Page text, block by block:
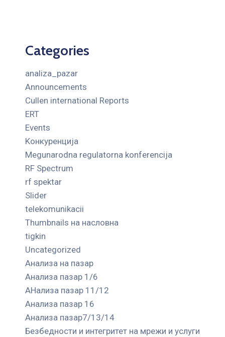
Categories
analiza_pazar
Announcements
Cullen international Reports
ERT
Events
Kонкуренција
Megunarodna regulatorna konferencija
RF Spectrum
rf spektar
Slider
telekomunikacii
Thumbnails на насловна
tigkin
Uncategorized
Анализа на пазар
Анализа пазар 1/6
АНализа пазар 11/12
Анализа пазар 16
Анализа пазар7/13/14
Безбедности и интегритет на мрежи и услуги